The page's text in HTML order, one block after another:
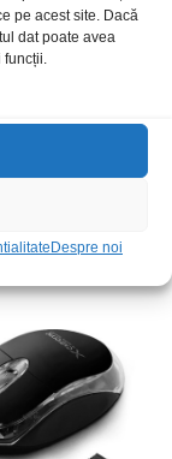
pe acest site. Dacă
dat poate avea
funcții.
Despre noi
pentru rack 19″